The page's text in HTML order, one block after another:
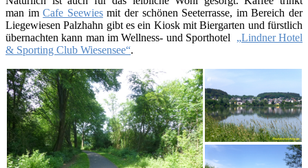
man imCafe Seewiesmit der schönen Seeterrasse, im Bereich der
Liegewiesen Palzhahn gibt es ein Kiosk mit Biergarten und fürstlich
übernachten kann man im Wellness- und Sporthotel „Lindner Hotel
& Sporting Club Wiesensee“.